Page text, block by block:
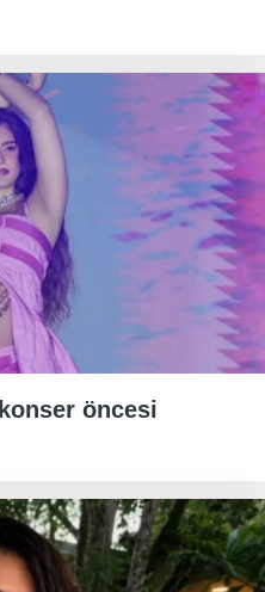
öncesi